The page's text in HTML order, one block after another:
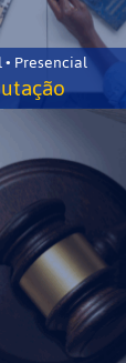
Presencial